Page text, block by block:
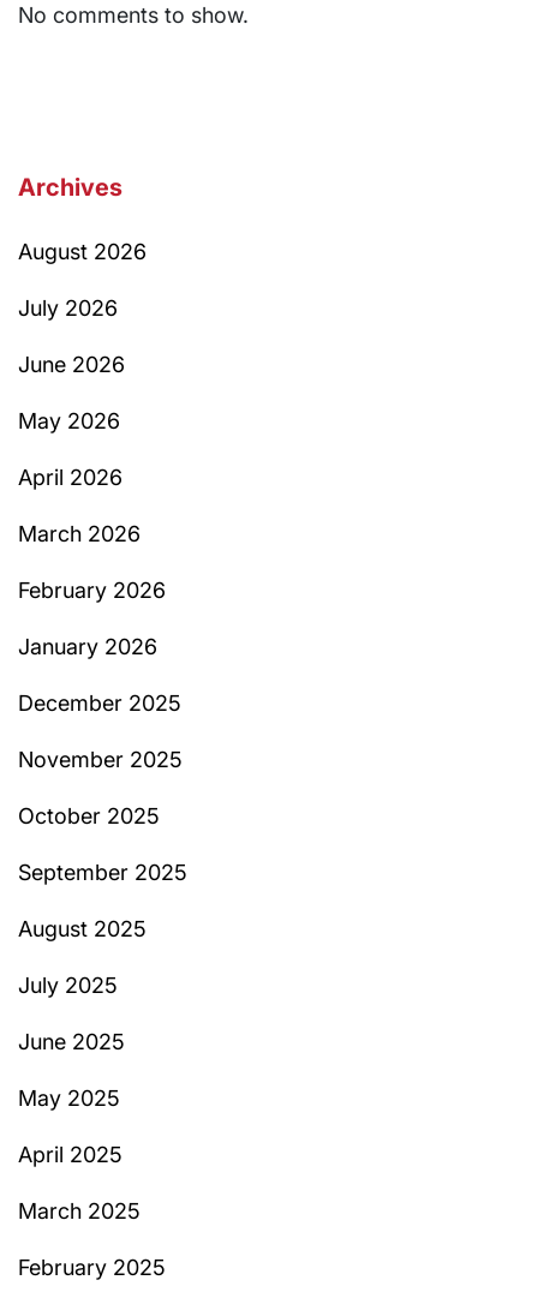
No comments to show.
Archives
August 2026
July 2026
June 2026
May 2026
April 2026
March 2026
February 2026
January 2026
December 2025
November 2025
October 2025
September 2025
August 2025
July 2025
June 2025
May 2025
April 2025
March 2025
February 2025